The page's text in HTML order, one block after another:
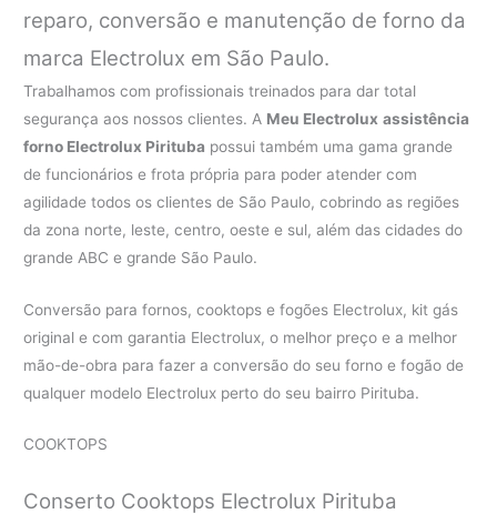
reparo, conversão e manutenção de forno da
marca Electrolux em São Paulo.
Trabalhamos com profissionais treinados para dar total
segurança aos nossos clientes. A Meu Electrolux assistência
forno Electrolux Pirituba possui também uma gama grande
de funcionários e frota própria para poder atender com
agilidade todos os clientes de São Paulo, cobrindo as regiões
da zona norte, leste, centro, oeste e sul, além das cidades do
grande ABC e grande São Paulo.
Conversão para fornos, cooktops e fogões Electrolux, kit gás
original e com garantia Electrolux, o melhor preço e a melhor
mão-de-obra para fazer a conversão do seu forno e fogão de
qualquer modelo Electrolux perto do seu bairro Pirituba.
COOKTOPS
Conserto Cooktops Electrolux Pirituba